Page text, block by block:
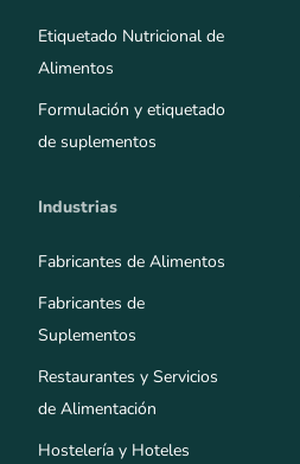
Etiquetado Nutricional de
Alimentos
Formulación y etiquetado
de suplementos
Industrias
Fabricantes de Alimentos
Fabricantes de
Suplementos
Restaurantes y Servicios
de Alimentación
Hostelería y Hoteles